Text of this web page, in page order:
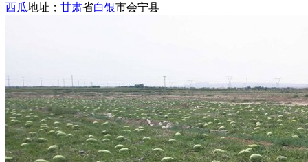
西瓜地址； 甘肃省白银市会宁县